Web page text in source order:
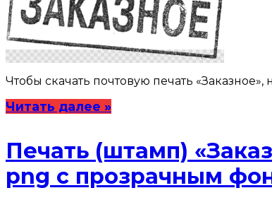
Чтобы скачать почтовую печать
Читать далее »
Печать (штамп)
png с прозрачным